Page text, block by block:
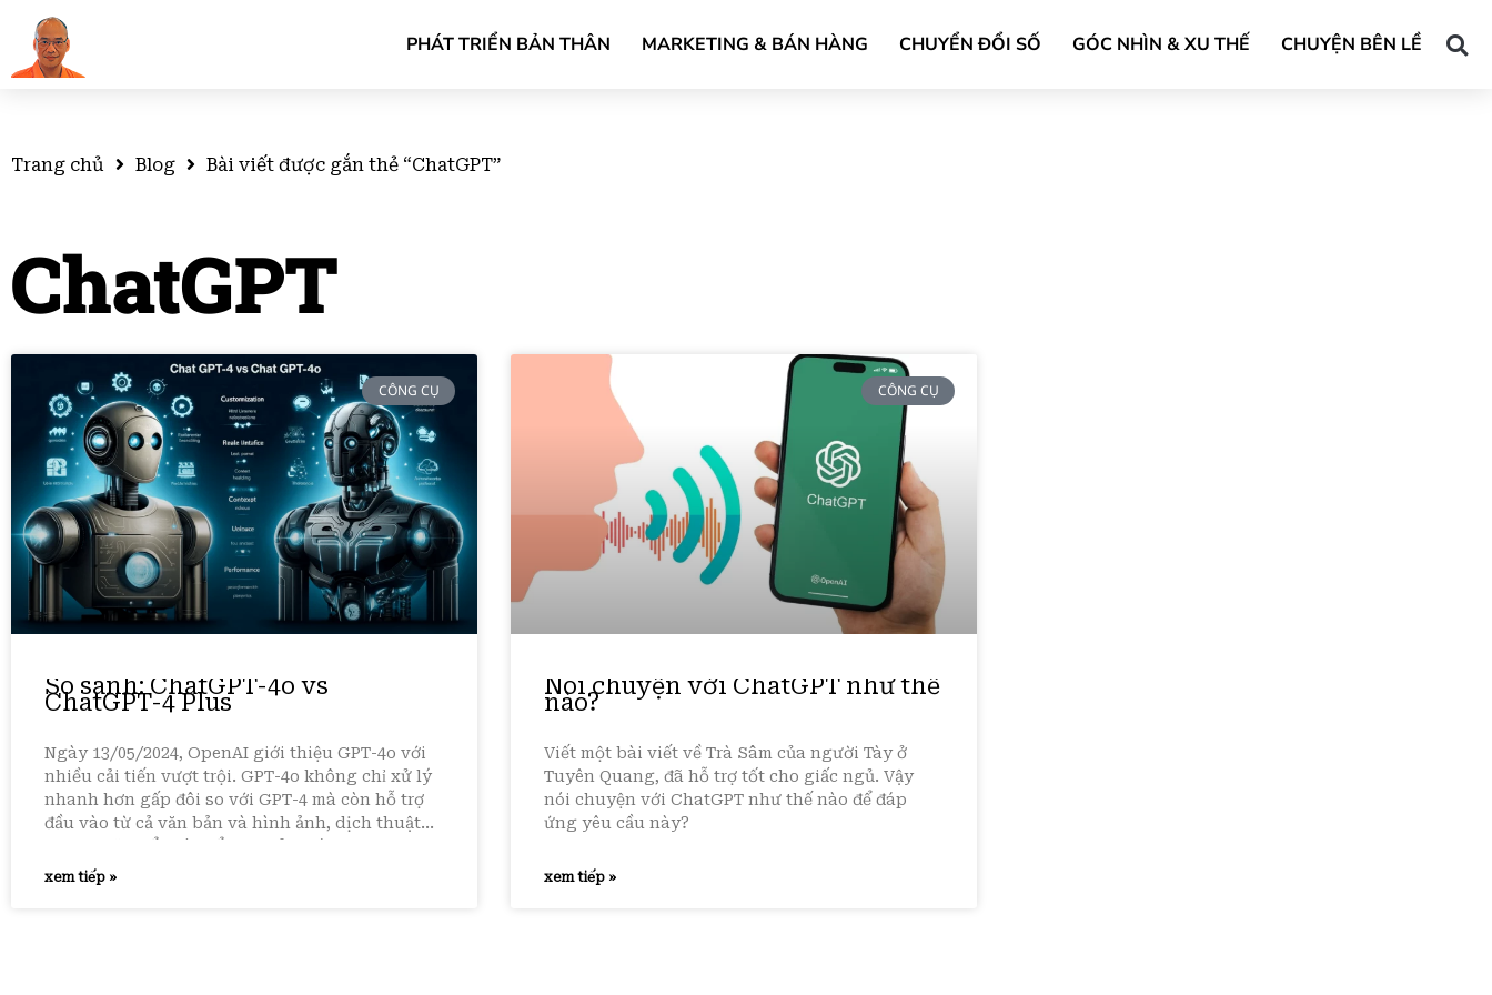
PHÁT TRIỂN BẢN THÂN MARKETING & BÁN HÀNG CHUYỂN ĐỔI SỐ GÓC NHÌN & XU THẾ CHUYỆN BÊN LỀ
Trang chủ Blog Bài viết được gắn thẻ “ChatGPT”
ChatGPT
CÔNG CỤ
So sánh: ChatGPT-4o vs
ChatGPT-4 Plus
Ngày 13/05/2024, OpenAI giới thiệu GPT-4o với
nhiều cải tiến vượt trội. GPT-4o không chỉ xử lý
nhanh hơn gấp đôi so với GPT-4 mà còn hỗ trợ
đầu vào từ cả văn bản và hình ảnh, dịch thuật
xem tiếp »
CÔNG CỤ
Nói chuyện với ChatGPT như thế
nào?
Viết một bài viết về Trà Sâm của người Tày ở
Tuyên Quang, đã hỗ trợ tốt cho giấc ngủ. Vậy
nói chuyện với ChatGPT như thế nào để đáp
ứng yêu cầu này?
xem tiếp »